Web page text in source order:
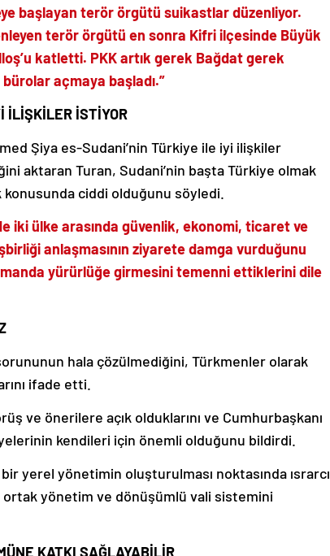
başlayan terör örgütü suikastlar düzenliyor.
terör örgütü en sonra Kifri ilçesinde Büyük
katletti. PKK artık gerek Bağdat gerek
açmaya başladı.”
İLİŞKİLER İSTİYOR
Şiya es-Sudani’nin Türkiye ile iyi ilişkiler
aktaran Turan, Sudani’nin başta Türkiye olmak
ciddi olduğunu söyledi.
iki ülke arasında güvenlik, ekonomi, ticaret ve
anlaşmasının ziyarete damga vurduğunu
yürürlüğe girmesini temenni ettiklerini dile
hala çözülmediğini, Türkmenler olarak
ifade etti.
ve önerilere açık olduklarını ve Cumhurbaşkanı
kendileri için önemli olduğunu bildirdi.
yerel yönetimin oluşturulması noktasında ısrarcı
ortak yönetim ve dönüşümlü vali sistemini
KATKI SAĞLAYABİLİR